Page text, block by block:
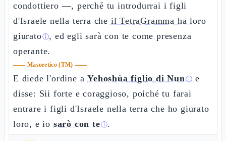
condottiero —, perché tu introdurrai i figli
d'Israele nella terra che il TetraGramma ha loro
giuratoⓘ, ed egli sarà con te come presenza
operante.
—— Masoretico (TM) ——
E diede l'ordine aYehoshùa figlio di Nunⓘ e
disse: Sii forte e coraggioso, poiché tu farai
entrare i figli d'Israele nella terra che ho giurato
loro, e io sarò con teⓘ.